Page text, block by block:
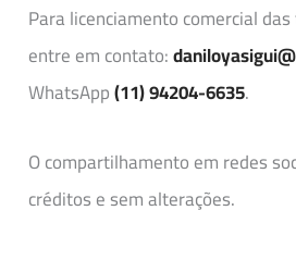
Para licenciamento comercial
entre em contato:
WhatsApp(11) 94204-6635.
O compartilhamento em redes
créditos e sem alterações.